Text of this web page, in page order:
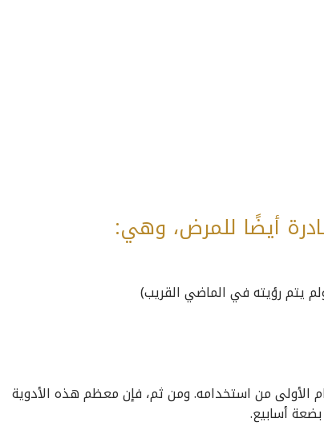
أيضًا للمرض، وهي:
يتم رؤيته في الماضي القريب)
الأولى من استخدامه. ومن ثم، فإن معظم هذه الأدوية
أسابيع.